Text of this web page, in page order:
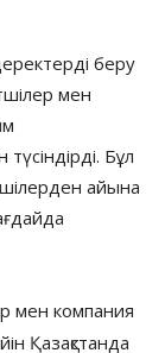
беру
мен
Бұл
айына
мен компания
Қазақстанда